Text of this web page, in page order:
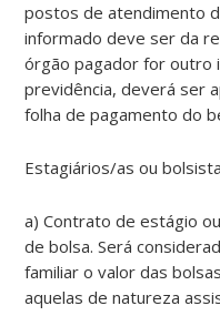
postos de atendimento
informado deve ser da
órgão pagador for outro
previdência, deverá ser
folha de pagamento do
Estagiários/as ou
a) Contrato de estágio
de bolsa. Será
familiar o valor das
aquelas de natureza